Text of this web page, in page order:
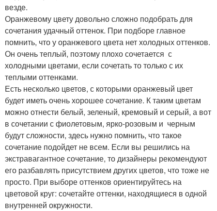
везде.
Оранжевому цвету довольно сложно подобрать для
сочетания удачный оттенок. При подборе главное
помнить, что у оранжевого цвета нет холодных оттенков.
Он очень теплый, поэтому плохо сочетается с
холодными цветами, если сочетать то только с их
теплыми оттенками.
Есть несколько цветов, с которыми оранжевый цвет
будет иметь очень хорошее сочетание. К таким цветам
можно отнести белый, зеленый, кремовый и серый, а вот
в сочетании с фиолетовым, ярко-розовым и черным
будут сложности, здесь нужно помнить, что такое
сочетание подойдет не всем. Если вы решились на
экстравагантное сочетание, то дизайнеры рекомендуют
его разбавлять присутствием других цветов, что тоже не
просто. При выборе оттенков ориентируйтесь на
цветовой круг: сочетайте оттенки, находящиеся в одной
внутренней окружности.